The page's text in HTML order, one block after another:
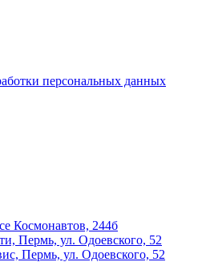
персональных данных
Космонавтов, 244б
Пермь, ул. Одоевского, 52
Пермь, ул. Одоевского, 52